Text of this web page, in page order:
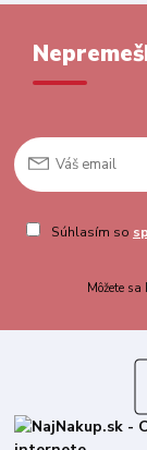
Súhlasím so
Môžete